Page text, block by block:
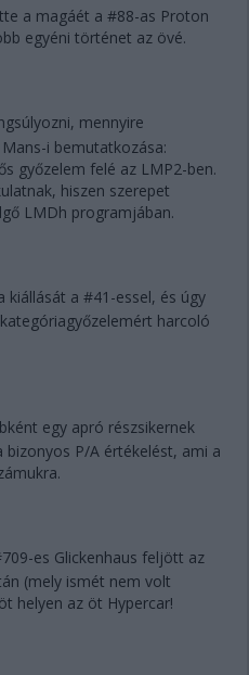
a magáét a #88-as Proton
egyéni történet az övé.
mennyire
i bemutatkozása:
győzelem felé az LMP2-ben.
hiszen szerepet
LMDh programjában.
kiállását a #41-essel, és úgy
harcoló
egy apró részsikernek
P/A értékelést, ami a
es Glickenhaus feljött az
(mely ismét nem volt
helyen az öt Hypercar!